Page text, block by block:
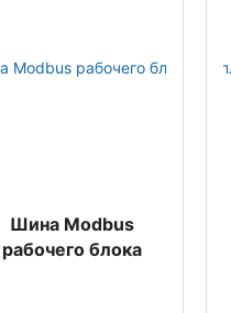
Шина Modbus
рабочего блока